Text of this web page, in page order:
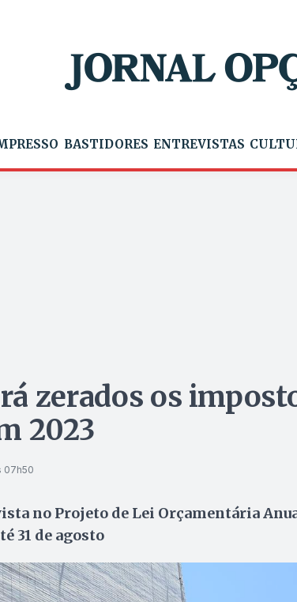
BASTIDORES ENTREVISTAS
zerados os
2023
07h50
no Projeto de Lei Orçamentária
31 de agosto